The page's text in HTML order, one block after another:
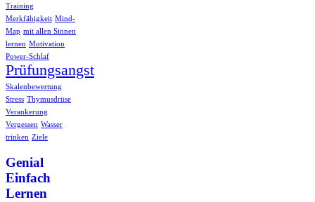
Training
Merkfähigkeit Mind-
Map mit allen Sinnen
lernen Motivation
Power-Schlaf
Prüfungsangst
Skalenbewertung
Stress Thymusdrüse
Verankerung
Vergessen Wasser
trinken Ziele
Genial
Einfach
Lernen